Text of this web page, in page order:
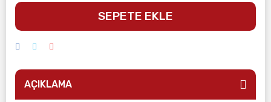
SEPETE EKLE
AÇIKLAMA